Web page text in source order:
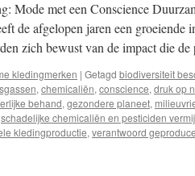
Mode met een Conscience
de afgelopen jaren een groeiende
zich bewust van de impact die
kledingmerken | Getagd biodiversiteit
, chemicaliën, conscience, druk op
behand, gezondere planeet,
schadelijke chemicaliën en pesticiden
kledingproductie, verantwoord